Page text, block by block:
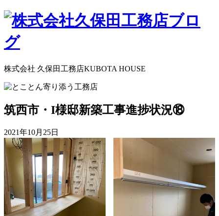
株式会社 久保田工務店KUBOTA HOUSE
筑西市・I様邸新築工事進捗状況⑱
2021年10月25日